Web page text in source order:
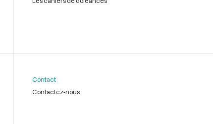
Contact
Contactez-nous